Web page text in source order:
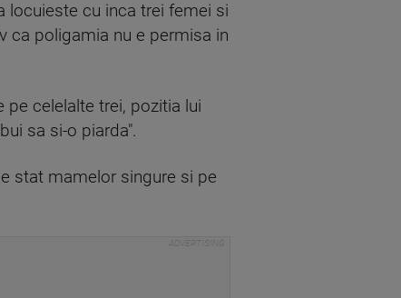
locuieste cu inca trei femei si
ca poligamia nu e permisa in
pe celelalte trei, pozitia lui
sa si-o piarda".
stat mamelor singure si pe